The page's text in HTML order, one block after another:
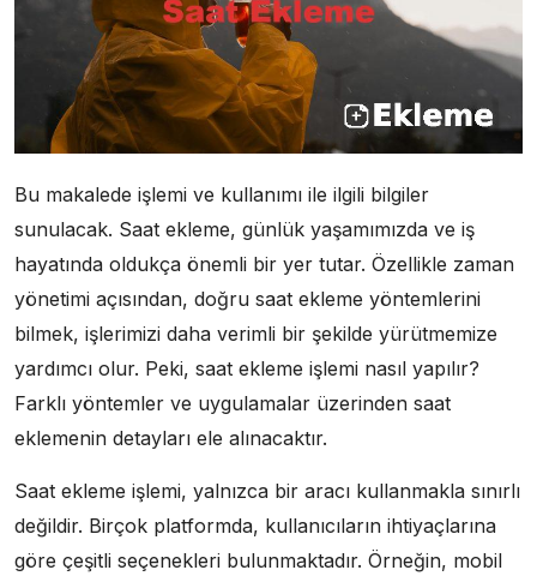
Bu makalede işlemi ve kullanımı ile ilgili bilgiler
sunulacak. Saat ekleme, günlük yaşamımızda ve iş
hayatında oldukça önemli bir yer tutar. Özellikle zaman
yönetimi açısından, doğru saat ekleme yöntemlerini
bilmek, işlerimizi daha verimli bir şekilde yürütmemize
yardımcı olur. Peki, saat ekleme işlemi nasıl yapılır?
Farklı yöntemler ve uygulamalar üzerinden saat
eklemenin detayları ele alınacaktır.
Saat ekleme işlemi, yalnızca bir aracı kullanmakla sınırlı
değildir. Birçok platformda, kullanıcıların ihtiyaçlarına
göre çeşitli seçenekleri bulunmaktadır. Örneğin, mobil